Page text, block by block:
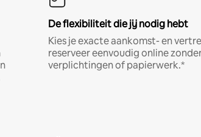
De flexibiliteit die jij nodig hebt
Kies je exacte aankomst- en
reserveer eenvoudig online
verplichtingen of papierwerk.*